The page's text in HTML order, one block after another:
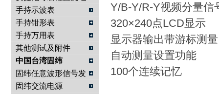
源
手持示波表
手持钳形表
手持万用表
其他测试及附件
中国台湾固纬
固纬任意波形信号发
生器
固纬交流电源
Y/B-Y/R-Y视频分量信
320×240点LCD显示
显示器输出带游标测量
自动测量设置功能
100个连续记忆